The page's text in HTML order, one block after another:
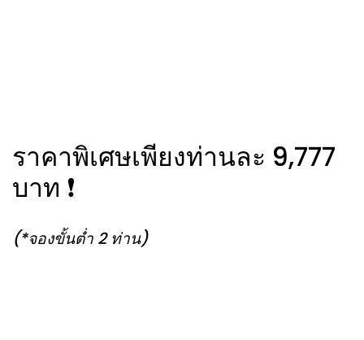
ราคาพิเศษเพียงท่านละ 9,777
บาท ❗️
(*จองขั้นต่ำ 2 ท่าน)